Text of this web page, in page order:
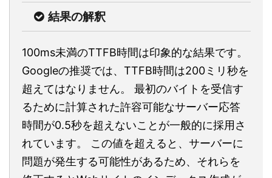
結果の解釈
100ms未満のTTFB時間は印象的な結果です。
Googleの推奨では、TTFB時間は200ミリ秒を
超えてはなりません。 最初のバイトを受信す
るために計算された許容可能なサーバー応答
時間が0.5秒を超えないことが一般的に採用さ
れています。 この値を超えると、サーバーに
問題が発生する可能性があるため、それらを